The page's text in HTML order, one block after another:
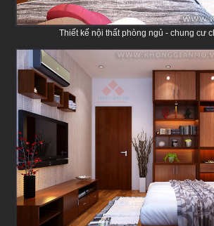
Thiết kế nội thất phòng ngủ - chung cư